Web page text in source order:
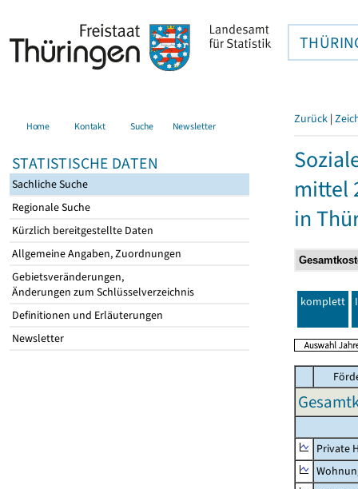
Home Kontakt Suche Newsletter
STATISTISCHE DATEN
Sachliche Suche
Regionale Suche
Kürzlich bereitgestellte Daten
Allgemeine Angaben, Zuordnungen
Gebietsveränderungen,
Änderungen zum Schlüsselverzeichnis
Definitionen und Erläuterungen
Newsletter
Zurück |
mittel
in
komplett
Private